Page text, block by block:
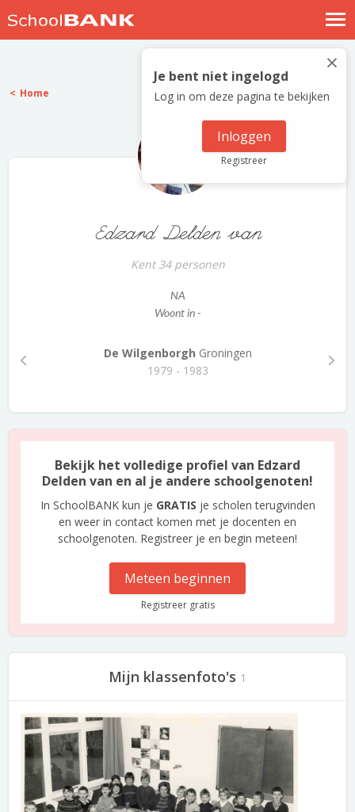
Nostalgische verhalen
Log in
Meld je gratis aan
×
Je bent niet ingelogd
Log in om deze pagina te bekijken
Inloggen
Registreer
Home
Edzard Delden van
Kent 34 personen
NA
Woont in -
De Wilgenborgh Groningen
1979 - 1983
Bekijk het volledige profiel van Edzard
Delden van en al je andere schoolgenoten!
In SchoolBANK kun je GRATIS je scholen terugvinden
en weer in contact komen met je docenten en
schoolgenoten. Registreer je en begin meteen!
Meteen beginnen
Registreer gratis
Mijn klassenfoto's 1